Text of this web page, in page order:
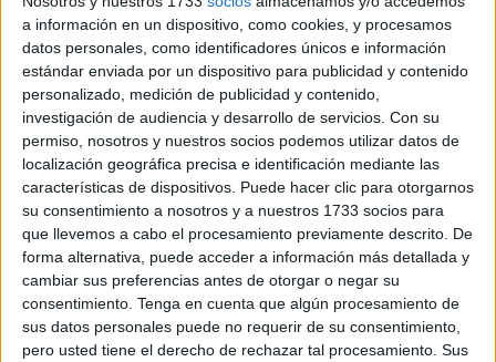
a información en un dispositivo, como cookies, y procesamos
datos personales, como identificadores únicos e información
estándar enviada por un dispositivo para publicidad y contenido
personalizado, medición de publicidad y contenido,
investigación de audiencia y desarrollo de servicios. Con su
permiso, nosotros y nuestros socios podemos utilizar datos de
localización geográfica precisa e identificación mediante las
características de dispositivos. Puede hacer clic para otorgarnos
su consentimiento a nosotros y a nuestros 1733 socios para
que llevemos a cabo el procesamiento previamente descrito. De
forma alternativa, puede acceder a información más detallada y
cambiar sus preferencias antes de otorgar o negar su
consentimiento. Tenga en cuenta que algún procesamiento de
sus datos personales puede no requerir de su consentimiento,
pero usted tiene el derecho de rechazar tal procesamiento. Sus
Exposición y celebración:
Invita a los niños a compartir sus dibujos
punto a punto con el resto de la clase,
colocándolos en un mural o exhibición
temática de San Patricio.
Organiza una pequeña celebración en la que
los niños compartan sus experiencias y
aprendizajes mientras disfrutan de algunas
golosinas festivas.